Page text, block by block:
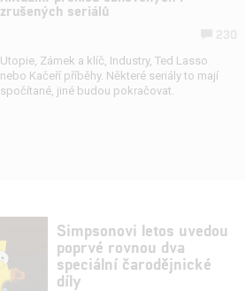
zrušených seriálů
Utopie, Zámek a klíč, Industry, Ted Lasso
nebo Kačeří příběhy. Některé seriály to mají
spočítané, jiné budou pokračovat.
Simpsonovi letos uvedou
poprvé rovnou dva
speciální čarodějnické
díly